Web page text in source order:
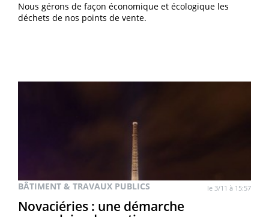
Nous gérons de façon économique et écologique les
déchets de nos points de vente.
BÂTIMENT & TRAVAUX PUBLICS le 3/11 à 15:57
Novaciéries : une démarche